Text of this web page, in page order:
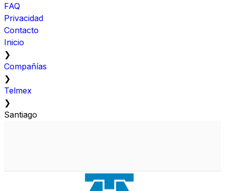
FAQ
Privacidad
Contacto
Inicio
❯
Compañías
❯
Telmex
❯
Santiago